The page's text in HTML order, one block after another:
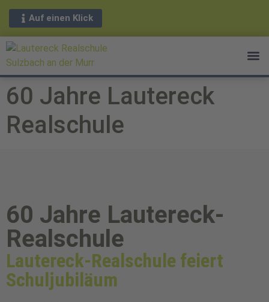
Auf einen Klick
60 Jahre Lautereck
Realschule
60 Jahre Lautereck-
Realschule
Lautereck-Realschule feiert
Schuljubiläum